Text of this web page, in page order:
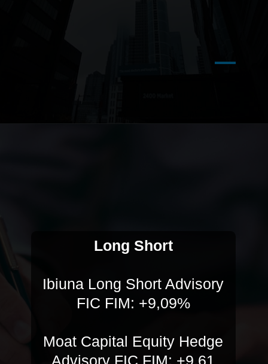
Long Short
Ibiuna Long Short Advisory
FIC FIM: +9,09%
Moat Capital Equity Hedge
Advisory FIC FIM: +9,61